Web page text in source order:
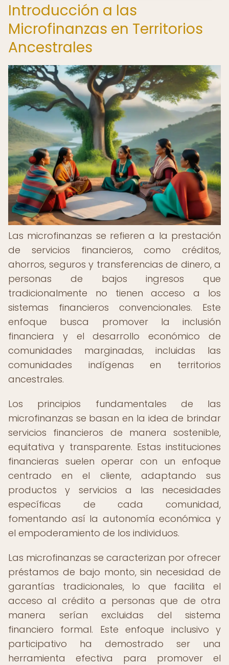
Introducción a las
Microfinanzas en Territorios
Ancestrales
Las microfinanzas se refieren a la prestación
de servicios financieros, como créditos,
ahorros, seguros y transferencias de dinero, a
personas de bajos ingresos que
tradicionalmente no tienen acceso a los
sistemas financieros convencionales. Este
enfoque busca promover la inclusión
financiera y el desarrollo económico de
comunidades marginadas, incluidas las
comunidades indígenas en territorios
ancestrales.
Los principios fundamentales de las
microfinanzas se basan en la idea de brindar
servicios financieros de manera sostenible,
equitativa y transparente. Estas instituciones
financieras suelen operar con un enfoque
centrado en el cliente, adaptando sus
productos y servicios a las necesidades
específicas de cada comunidad,
fomentando así la autonomía económica y
el empoderamiento de los individuos.
Las microfinanzas se caracterizan por ofrecer
préstamos de bajo monto, sin necesidad de
garantías tradicionales, lo que facilita el
acceso al crédito a personas que de otra
manera serían excluidas del sistema
financiero formal. Este enfoque inclusivo y
participativo ha demostrado ser una
herramienta efectiva para promover el